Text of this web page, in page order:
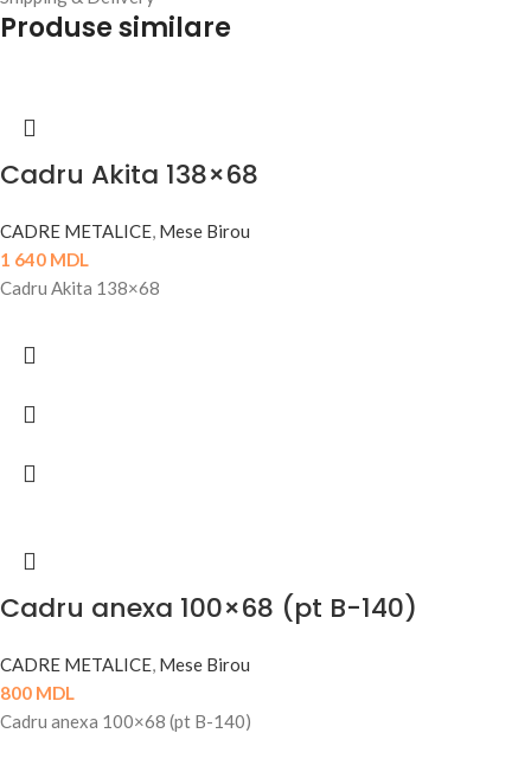
Produse similare
Cadru Akita 138×68
CADRE METALICE, Mese Birou
1 640 MDL
Cadru Akita 138×68
Cadru anexa 100×68 (pt B-140)
CADRE METALICE, Mese Birou
800 MDL
Cadru anexa 100×68 (pt B-140)